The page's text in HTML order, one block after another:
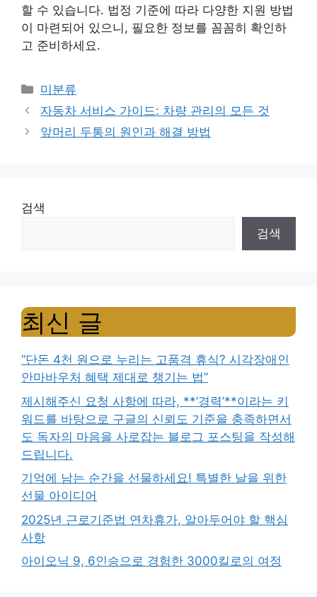
할 수 있습니다. 법정 기준에 따라 다양한 지원 방법
이 마련되어 있으니, 필요한 정보를 꼼꼼히 확인하
고 준비하세요.
Categories
미분류
자동차 서비스 가이드: 차량 관리의 모든 것
앞머리 두통의 원인과 해결 방법
검색
검색
최신 글
“단돈 4천 원으로 누리는 고품격 휴식? 시각장애인
안마바우처 혜택 제대로 챙기는 법”
제시해주신 요청 사항에 따라, **’경력’**이라는 키
워드를 바탕으로 구글의 신뢰도 기준을 충족하면서
도 독자의 마음을 사로잡는 블로그 포스팅을 작성해
드립니다.
기억에 남는 순간을 선물하세요! 특별한 날을 위한
선물 아이디어
2025년 근로기준법 연차휴가, 알아두어야 할 핵심
사항
아이오닉 9, 6인승으로 경험한 3000킬로의 여정